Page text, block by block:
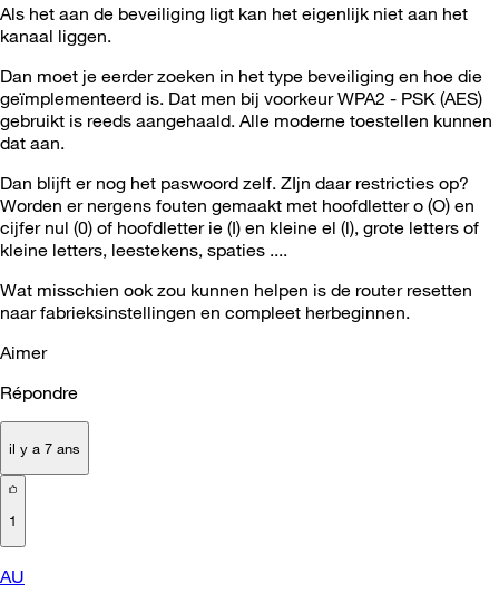
Als het aan de beveiliging ligt kan het eigenlijk niet aan het
kanaal liggen.
Dan moet je eerder zoeken in het type beveiliging en hoe die
geïmplementeerd is. Dat men bij voorkeur WPA2 - PSK (AES)
gebruikt is reeds aangehaald. Alle moderne toestellen kunnen
dat aan.
Dan blijft er nog het paswoord zelf. ZIjn daar restricties op?
Worden er nergens fouten gemaakt met hoofdletter o (O) en
cijfer nul (0) of hoofdletter ie (I) en kleine el (l), grote letters of
kleine letters, leestekens, spaties ....
Wat misschien ook zou kunnen helpen is de router resetten
naar fabrieksinstellingen en compleet herbeginnen.
Aimer
Répondre
il y a 7 ans
1
AU